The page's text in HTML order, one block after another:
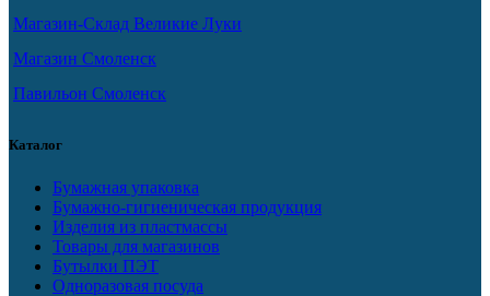
Магазин-Склад Великие Луки
Магазин Смоленск
Павильон Смоленск
Каталог
Бумажная упаковка
Бумажно-гигиеническая продукция
Изделия из пластмассы
Товары для магазинов
Бутылки ПЭТ
Одноразовая посуда